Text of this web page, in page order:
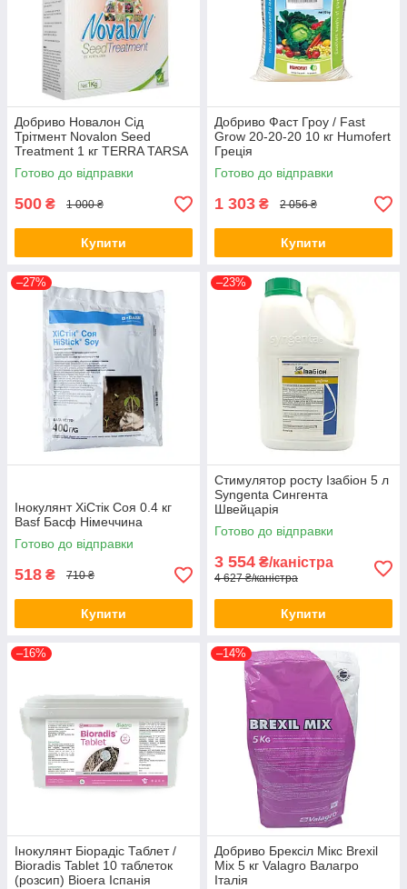
Добриво Новалон Сід
Трітмент Novalon Seed
Treatment 1 кг TERRA TARSA
Туреччина
Готово до відправки
500 ₴ 1 000 ₴
Купити
Добриво Фаст Гроу / Fast
Grow 20-20-20 10 кг Humofert
Греція
Готово до відправки
1 303 ₴ 2 056 ₴
Купити
–27%
Інокулянт ХіСтік Соя 0.4 кг
Basf Басф Німеччина
Готово до відправки
518 ₴ 710 ₴
Купити
–23%
Стимулятор росту Ізабіон 5 л
Syngenta Сингента
Швейцарія
Готово до відправки
3 554 ₴/каністра
4 627 ₴/каністра
Купити
–16%
Інокулянт Біорадіс Таблет /
Bioradis Tablet 10 таблеток
(розсип) Bioera Іспанія
–14%
Добриво Брексіл Мікс Brexil
Mix 5 кг Valagro Валагро
Італія